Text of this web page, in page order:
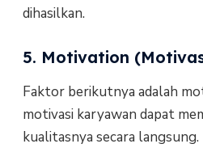
dihasilkan.
5. Motivation
Faktor berikutnya adalah
motivasi karyawan dapat
kualitasnya secara langsung.